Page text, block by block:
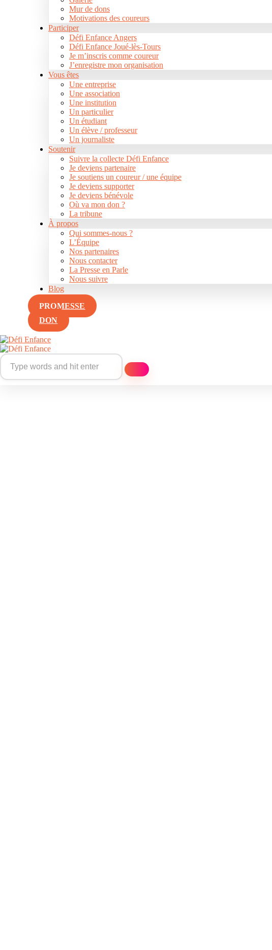
Mur de dons
Motivations des coureurs
Participer
Défi Enfance Angers
Défi Enfance Joué-lès-Tours
Je m’inscris comme coureur
J’enregistre mon organisation
Vous êtes
Une entreprise
Une association
Une institution
Un particulier
Un étudiant
Un élève / professeur
Un journaliste
Soutenir
Suivre la collecte Défi Enfance
Je deviens partenaire
Je soutiens un coureur / une équipe
Je deviens supporter
Je deviens bénévole
Où va mon don ?
La tribune
À propos
Qui sommes-nous ?
L’Équipe
Nos partenaires
Nous contacter
La Presse en Parle
Nous suivre
Blog
PROMESSE
DON